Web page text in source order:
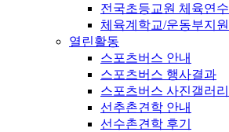
전국초등교원 체육연수
체육계학교/운동부지원
열린활동
스포츠버스 안내
스포츠버스 행사결과
스포츠버스 사진갤러리
선추촌견학 안내
선수촌견학 후기